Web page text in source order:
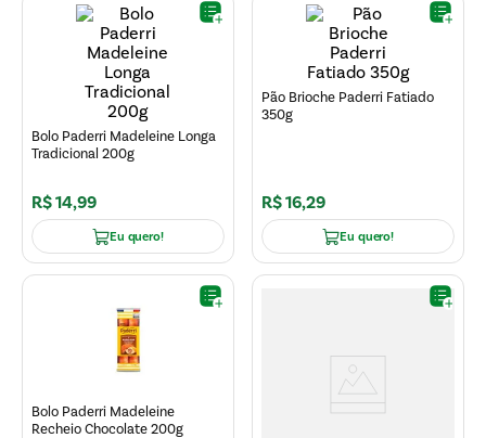
Bolo Paderri Madeleine Longa
Tradicional 200g
R$14,99
Eu quero!
Pão Brioche Paderri Fatiado
350g
R$16,29
Eu quero!
Bolo Paderri Madeleine
Recheio Chocolate 200g